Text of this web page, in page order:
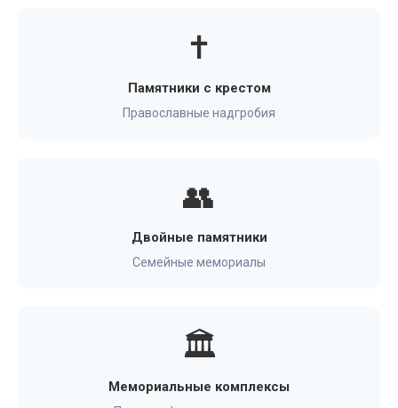
✝️
Памятники с крестом
Православные надгробия
👥
Двойные памятники
Семейные мемориалы
🏛️
Мемориальные комплексы